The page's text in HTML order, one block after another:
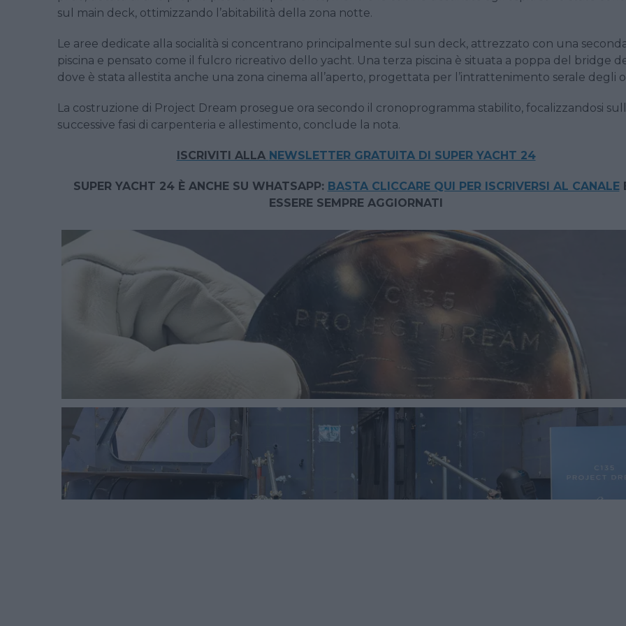
sul main deck, ottimizzando l’abitabilità della zona notte.
Le aree dedicate alla socialità si concentrano principalmente sul sun deck, attrezzato con una
piscina e pensato come il fulcro ricreativo dello yacht. Una terza piscina è situata a poppa del bridge
dove è stata allestita anche una zona cinema all’aperto, progettata per l’intrattenimento serale degli
La costruzione di Project Dream prosegue ora secondo il cronoprogramma stabilito, focalizzandosi
successive fasi di carpenteria e allestimento, conclude la nota.
ISCRIVITI ALLA NEWSLETTER GRATUITA DI SUPER YACHT 24
SUPER YACHT 24 È ANCHE SU WHATSAPP: BASTA CLICCARE QUI PER ISCRIVERSI AL CANALE
ESSERE SEMPRE AGGIORNATI